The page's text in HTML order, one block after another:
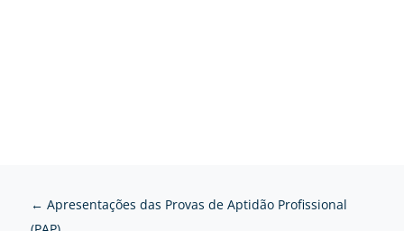
← Apresentações das Provas de Aptidão Profissional